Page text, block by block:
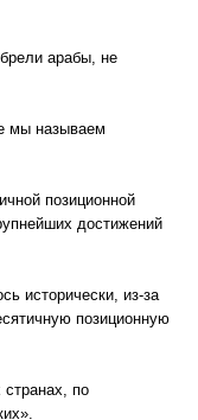
арабы, не
мы называем
позиционной
достижений
исторически, из-за
позиционную
по